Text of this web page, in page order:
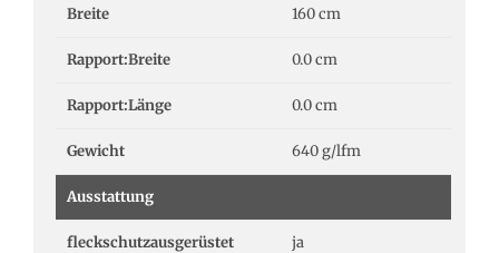
Breite 160 cm
Rapport:Breite 0.0 cm
Rapport:Länge 0.0 cm
Gewicht 640 g/lfm
Ausstattung
fleckschutzausgerüstet ja